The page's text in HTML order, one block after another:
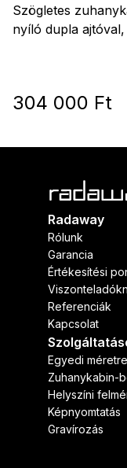
Szögletes
nyíló dupla
304 000 Ft
Radaway
Rólunk
Garancia
Értékesítési
Referenciák
Kapcsolat
Egyedi
Zuhanykabin-
Helyszíni
Képnyomtatás
Gravírozás